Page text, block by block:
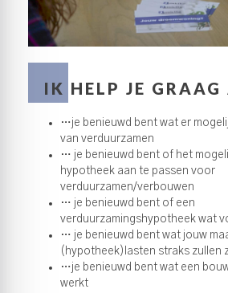
IK HELP JE GRAAG
…je benieuwd bent wat er
van verduurzamen
… je benieuwd bent of het
hypotheek aan te passen voor
verduurzamen/verbouwen
… je benieuwd bent of een
verduurzamingshypotheek wat
… je benieuwd bent wat jouw
(hypotheek)lasten straks zullen
…je benieuwd bent wat een
werkt